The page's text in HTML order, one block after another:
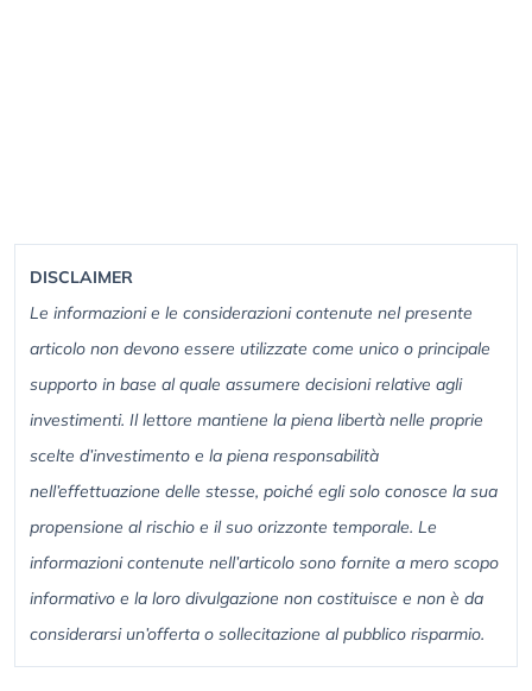
DISCLAIMER
Le informazioni e le considerazioni contenute nel presente
articolo non devono essere utilizzate come unico o principale
supporto in base al quale assumere decisioni relative agli
investimenti. Il lettore mantiene la piena libertà nelle proprie
scelte d’investimento e la piena responsabilità
nell’effettuazione delle stesse, poiché egli solo conosce la sua
propensione al rischio e il suo orizzonte temporale. Le
informazioni contenute nell’articolo sono fornite a mero scopo
informativo e la loro divulgazione non costituisce e non è da
considerarsi un’offerta o sollecitazione al pubblico risparmio.